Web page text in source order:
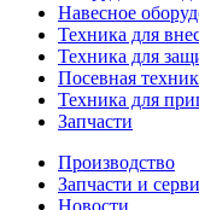
Навесное
Техника для
Техника для
Посевная
Техника для
Запчасти
Производство
Запчасти и
Новости